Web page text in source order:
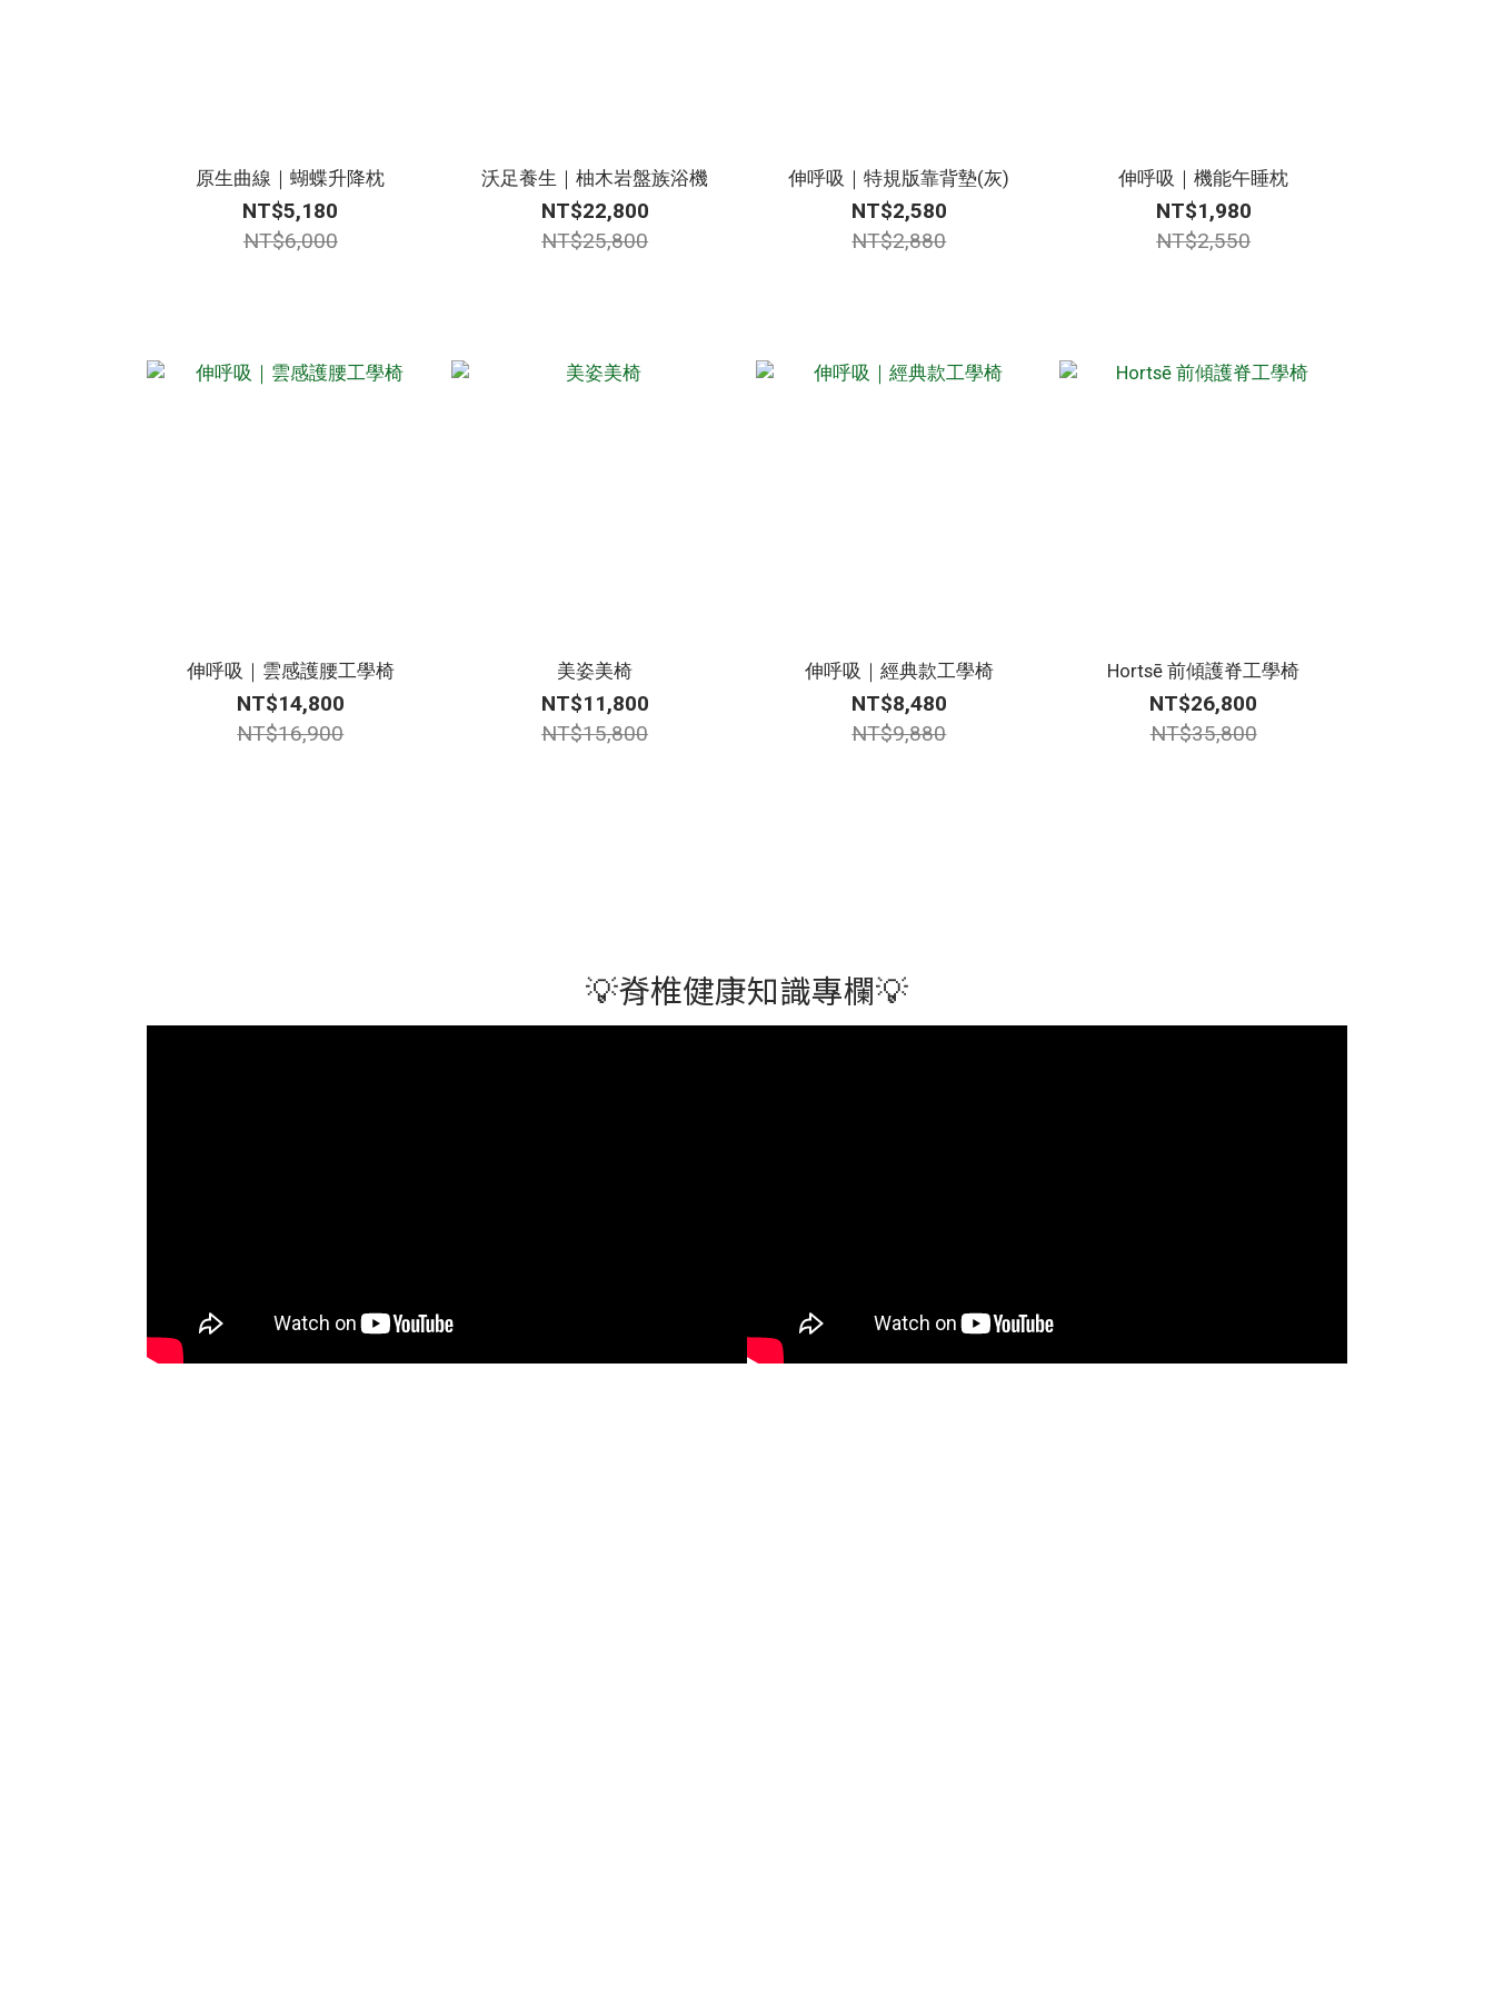
原生曲線｜蝴蝶升降枕
NT$5,180
NT$6,000
沃足養生｜柚木岩盤族浴機
NT$22,800
NT$25,800
伸呼吸｜特規版靠背墊(灰)
NT$2,580
NT$2,880
伸呼吸｜機能午睡枕
NT$1,980
NT$2,550
伸呼吸｜雲感護腰工學椅
NT$14,800
NT$16,900
美姿美椅
NT$11,800
NT$15,800
伸呼吸｜經典款工學椅
NT$8,480
NT$9,880
Hortsē 前傾護脊工學椅
NT$26,800
NT$35,800
💡脊椎健康知識專欄💡